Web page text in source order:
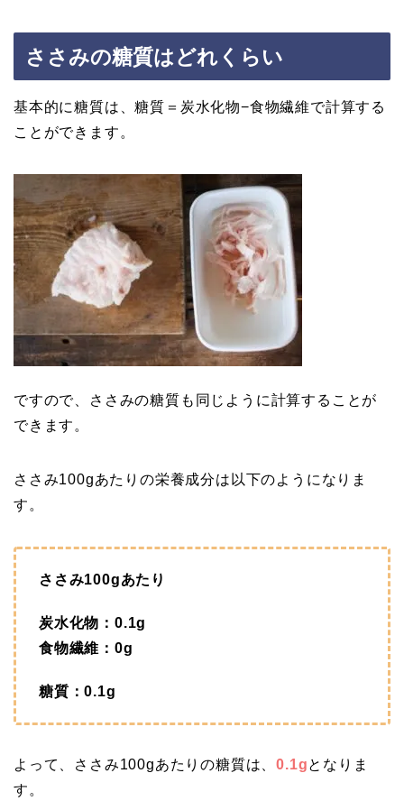
ささみの糖質はどれくらい
基本的に糖質は、糖質＝炭水化物−食物繊維で計算する
ことができます。
ですので、ささみの糖質も同じように計算することが
できます。
ささみ100gあたりの栄養成分は以下のようになりま
す。
ささみ100gあたり
炭水化物：0.1g
食物繊維：0g
糖質：0.1g
よって、ささみ100gあたりの糖質は、0.1gとなりま
す。